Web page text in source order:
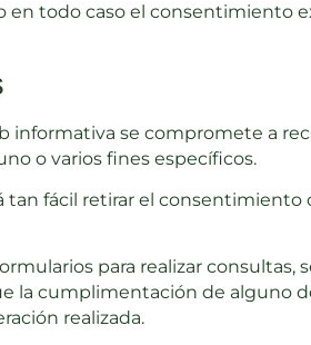
en todo caso el consentimiento
informativa se compromete a
o varios fines específicos.
fácil retirar el consentimiento
para realizar consultas,
la cumplimentación de alguno
realizada.